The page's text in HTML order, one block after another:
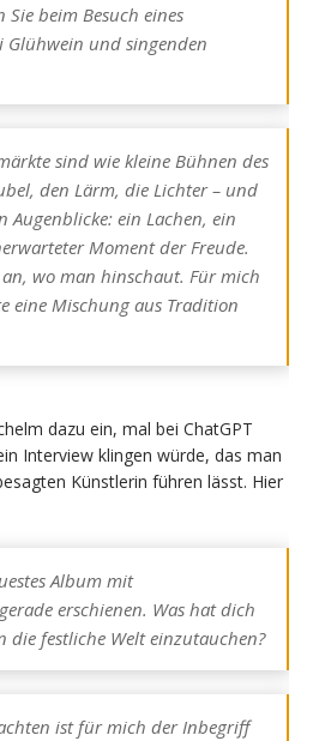
Sie beim Besuch eines
Glühwein und singenden
sind wie kleine Bühnen des
den Lärm, die Lichter – und
Augenblicke: ein Lachen, ein
Moment der Freude.
wo man hinschaut. Für mich
eine Mischung aus Tradition
dazu ein, mal bei ChatGPT
Interview klingen würde, das man
Künstlerin führen lässt. Hier
Album mit
erschienen. Was hat dich
die festliche Welt einzutauchen?
ist für mich der Inbegriff